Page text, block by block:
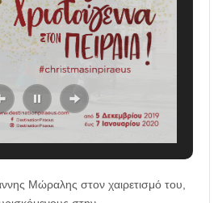
Μώραλης στον χαιρετισμό του,